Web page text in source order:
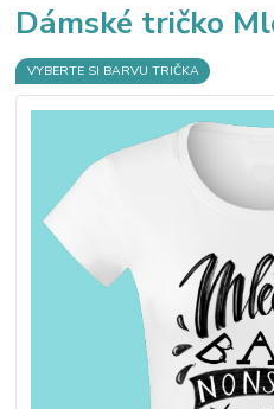
Dámské tričko
VYBERTE SI BARVU TRIČKA